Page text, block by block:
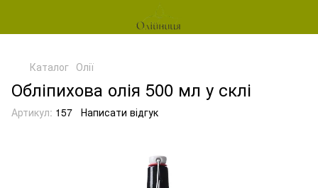
Каталог Олії
Обліпихова олія 500 мл у склі
Артикул: 157 Написати відгук